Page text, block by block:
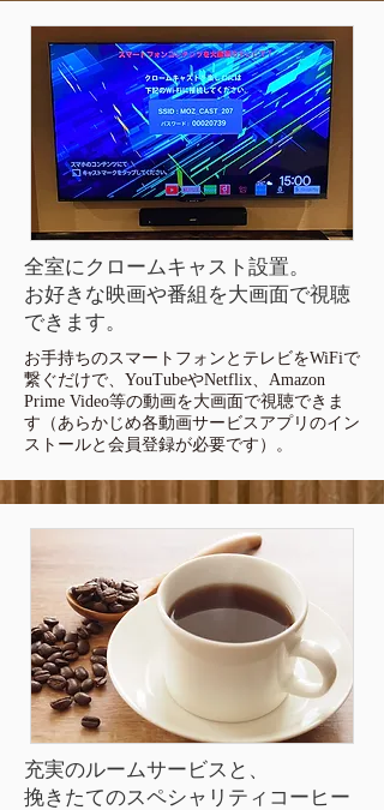
全室にクロームキャスト設置。
お好きな映画や番組を大画面で視聴
できます。
お手持ちのスマートフォンとテレビをWiFiで
繋ぐだけで、YouTubeやNetflix、Amazon
Prime Video等の動画を大画面で視聴できま
す（あらかじめ各動画サービスアプリのイン
ストールと会員登録が必要です）。
充実のルームサービスと、
​挽きたてのスペシャリティコーヒー